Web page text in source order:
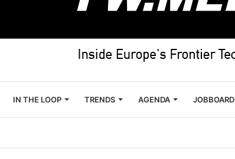
IN THE LOOP TRENDS AGENDA JOBBOARD